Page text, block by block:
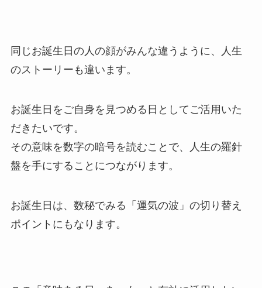
同じお誕生日の人の顔がみんな違うように、人生
のストーリーも違います。
お誕生日をご自身を見つめる日としてご活用いた
だきたいです。
その意味を数字の暗号を読むことで、人生の羅針
盤を手にすることにつながります。
お誕生日は、数秘でみる「運気の波」の切り替え
ポイントにもなります。